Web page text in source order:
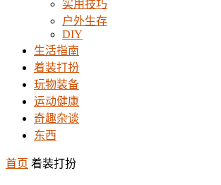
实用技巧
户外生存
DIY
生活指南
着装打扮
玩物装备
运动健康
奇趣杂谈
东西
首页 着装打扮